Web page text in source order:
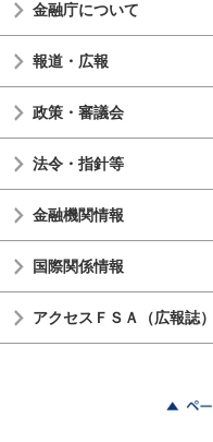
金融庁について
報道・広報
政策・審議会
法令・指針等
金融機関情報
国際関係情報
アクセスＦＳＡ（広報誌）